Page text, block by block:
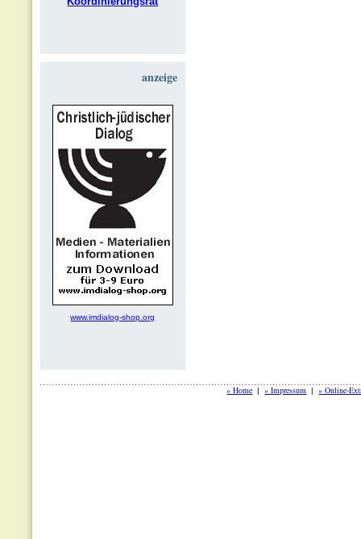
anzeige
www.imdialog-shop.org
» Home | » Impressum | » Online-